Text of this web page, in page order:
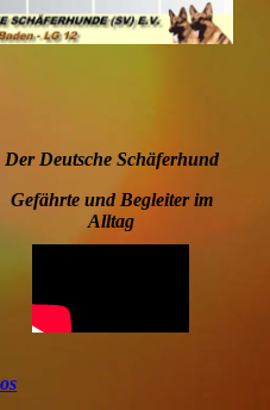
Der Deutsche Schäferhund
Gefährte und Begleiter im
Alltag